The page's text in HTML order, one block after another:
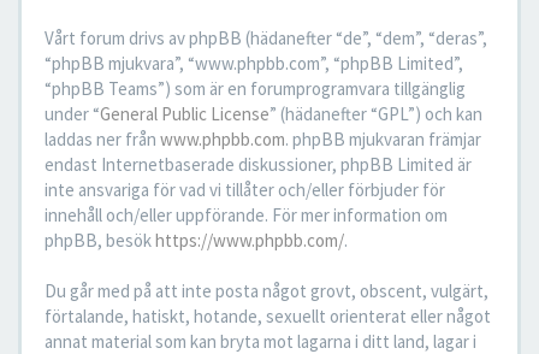
Vårt forum drivs av phpBB (hädanefter “de”, “dem”, “deras”,
“phpBB mjukvara”, “www.phpbb.com”, “phpBB Limited”,
“phpBB Teams”) som är en forumprogramvara tillgänglig
under “General Public License” (hädanefter “GPL”) och kan
laddas ner från www.phpbb.com. phpBB mjukvaran främjar
endast Internetbaserade diskussioner, phpBB Limited är
inte ansvariga för vad vi tillåter och/eller förbjuder för
innehåll och/eller uppförande. För mer information om
phpBB, besökhttps://www.phpbb.com/.
Du går med på att inte posta något grovt, obscent, vulgärt,
förtalande, hatiskt, hotande, sexuellt orienterat eller något
annat material som kan bryta mot lagarna i ditt land, lagar i